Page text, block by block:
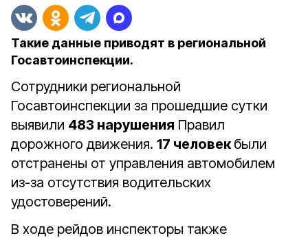
Такие данные приводят в региональной
Госавтоинспекции.
Сотрудники региональной
Госавтоинспекции за прошедшие сутки
выявили 483 нарушения Правил
дорожного движения. 17 человекбыли
отстранены от управления автомобилем
из-за отсутствия водительских
удостоверений.
В ходе рейдов инспекторы также